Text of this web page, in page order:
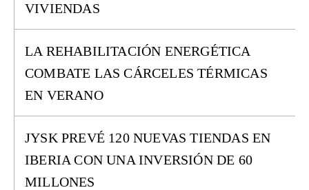
VIVIENDAS
LA REHABILITACIÓN ENERGÉTICA
COMBATE LAS CÁRCELES TÉRMICAS
EN VERANO
JYSK PREVÉ 120 NUEVAS TIENDAS EN
IBERIA CON UNA INVERSIÓN DE 60
MILLONES